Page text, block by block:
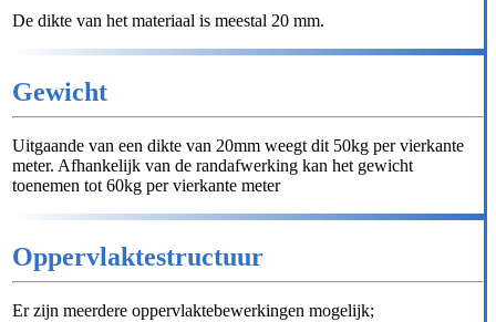
De dikte van het materiaal is meestal 20 mm.
Gewicht
Uitgaande van een dikte van 20mm weegt dit 50kg per vierkante
meter. Afhankelijk van de randafwerking kan het gewicht
toenemen tot 60kg per vierkante meter
Oppervlaktestructuur
Er zijn meerdere oppervlaktebewerkingen mogelijk;